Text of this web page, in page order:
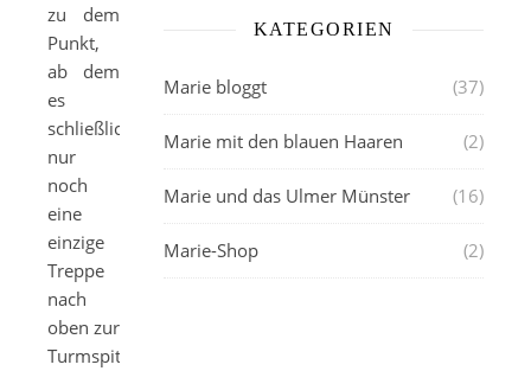
zu dem
Punkt,
ab dem
es
schließlich
nur
noch
eine
einzige
Treppe
nach
oben zur
Turmspitze
KATEGORIEN
Marie bloggt (37)
Marie mit den blauen Haaren (2)
Marie und das Ulmer Münster (16)
Marie-Shop (2)